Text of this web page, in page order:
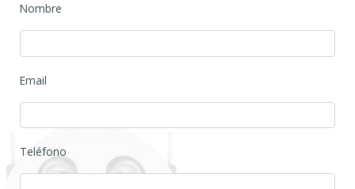
Nombre
Email
Teléfono